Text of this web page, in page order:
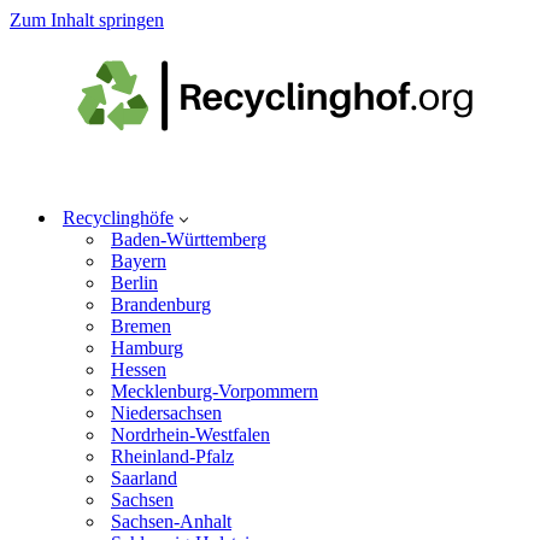
Zum Inhalt springen
Recyclinghöfe
Baden-Württemberg
Bayern
Berlin
Brandenburg
Bremen
Hamburg
Hessen
Mecklenburg-Vorpommern
Niedersachsen
Nordrhein-Westfalen
Rheinland-Pfalz
Saarland
Sachsen
Sachsen-Anhalt